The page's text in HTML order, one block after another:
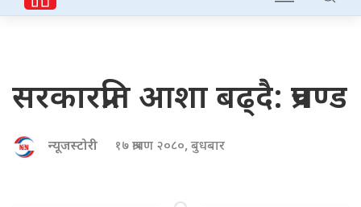
सरकारप्रति आशा बढ्दै: प्रचण्ड
न्यूजस्टोरी १७ श्रावण २०८०, बुधबार